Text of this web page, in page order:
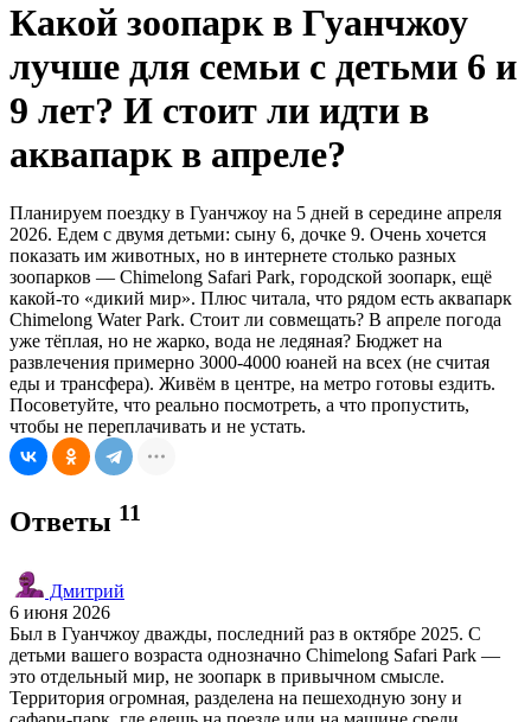
Какой зоопарк в Гуанчжоу
лучше для семьи с детьми 6 и
9 лет? И стоит ли идти в
аквапарк в апреле?
Планируем поездку в Гуанчжоу на 5 дней в середине апреля
2026. Едем с двумя детьми: сыну 6, дочке 9. Очень хочется
показать им животных, но в интернете столько разных
зоопарков — Chimelong Safari Park, городской зоопарк, ещё
какой-то «дикий мир». Плюс читала, что рядом есть аквапарк
Chimelong Water Park. Стоит ли совмещать? В апреле погода
уже тёплая, но не жарко, вода не ледяная? Бюджет на
развлечения примерно 3000-4000 юаней на всех (не считая
еды и трансфера). Живём в центре, на метро готовы ездить.
Посоветуйте, что реально посмотреть, а что пропустить,
чтобы не переплачивать и не устать.
Ответы 11
Дмитрий
6 июня 2026
Был в Гуанчжоу дважды, последний раз в октябре 2025. С
детьми вашего возраста однозначно Chimelong Safari Park —
это отдельный мир, не зоопарк в привычном смысле.
Территория огромная, разделена на пешеходную зону и